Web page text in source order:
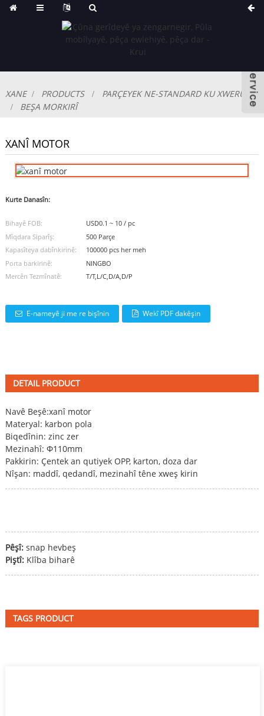
XANE PRODUCTS
PARÇEYEK NE-STANDARD KU XWERÛ YE
BEŞA MORKIRÎ
XANÎ MOTOR
Kurte Danasîn:
Bihayê FOB:
USD0.1 ~ 10 / pc
Mîqdara Siparîş:
500 Parçe
Kapasîteya dabînkirinê:
100000 pcs her meh
Porta barkirinê:
NINGBO
Mercên Tezmînatê:
T/T,L/C,D/A,D/P
E-nameyê ji me re bişînin Wekî PDF dakêşin
DETAIL PRODUCT
Navê Beşê:xanî motor
Materyal: karbon pola
Biqedînin: zinc zer
Mezinahî: Φ110mm
Pakkirin: Çentek an qutiyek OPP, karton, doza dar
Nîşan: maddî, qedandî, mezinahî têne xweş kirin
Pêşî: snap hevbeş
Piştî: Klîba biharê
TAGS PRODUCT